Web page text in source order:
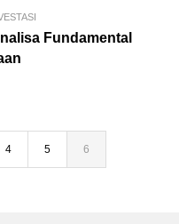
Fundamental
4 5 6